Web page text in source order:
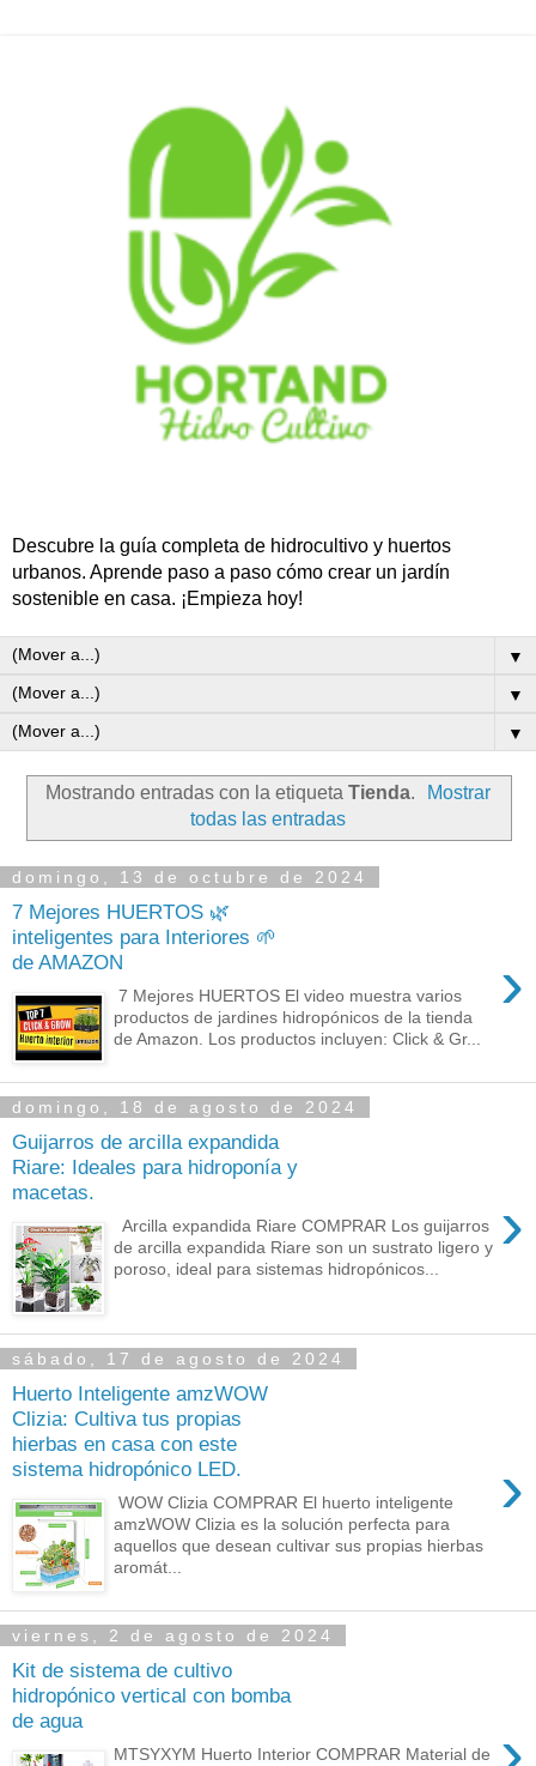
Descubre la guía completa de hidrocultivo y huertos
urbanos. Aprende paso a paso cómo crear un jardín
sostenible en casa. ¡Empieza hoy!
▼
▼
▼
Mostrando entradas con la etiqueta Tienda.
Mostrar
todas las entradas
domingo, 13 de octubre de 2024
7 Mejores HUERTOS 🌿
inteligentes para Interiores 🌱
de AMAZON
›
7 Mejores HUERTOS El video muestra varios
productos de jardines hidropónicos de la tienda
de Amazon. Los productos incluyen: Click & Gr...
domingo, 18 de agosto de 2024
Guijarros de arcilla expandida
Riare: Ideales para hidroponía y
macetas.
›
Arcilla expandida Riare COMPRAR Los guijarros
de arcilla expandida Riare son un sustrato ligero y
poroso, ideal para sistemas hidropónicos...
sábado, 17 de agosto de 2024
Huerto Inteligente amzWOW
Clizia: Cultiva tus propias
hierbas en casa con este
sistema hidropónico LED.
›
WOW Clizia COMPRAR El huerto inteligente
amzWOW Clizia es la solución perfecta para
aquellos que desean cultivar sus propias hierbas
aromát...
viernes, 2 de agosto de 2024
Kit de sistema de cultivo
hidropónico vertical con bomba
de agua
MTSYXYM Huerto Interior COMPRAR Material de